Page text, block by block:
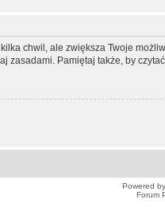
chwil, ale zwiększa Twoje
zasadami. Pamiętaj także, by
Powered by
Forum